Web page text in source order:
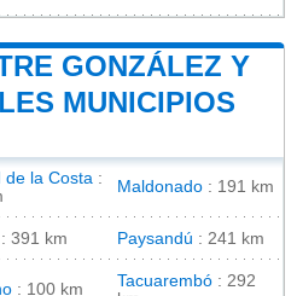
GONZÁLEZ Y
MUNICIPIOS
de la Costa :
Maldonado : 191 km
: 391 km Paysandú : 241 km
: 100 km Tacuarembó : 292